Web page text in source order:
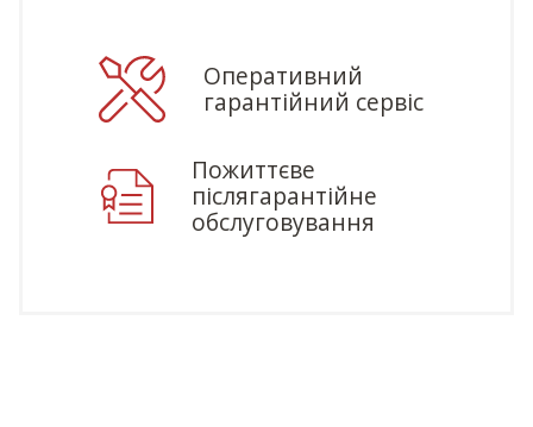
Оперативний
гарантійний сервіс
Пожиттєве
післягарантійне
обслуговування